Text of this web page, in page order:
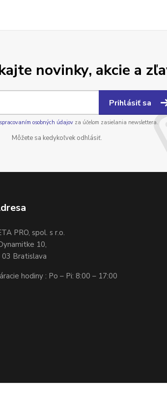
novinky, akcie a
Prihlásiť sa
spracovaním osobných údajovza účelom zasielania newslettera.
Môžete sa kedykoľvek odhlásiť.
PRO, spol. s r.o.
10,
03 Bratislava
hodiny : Po – Pi: 8:00 – 17:00